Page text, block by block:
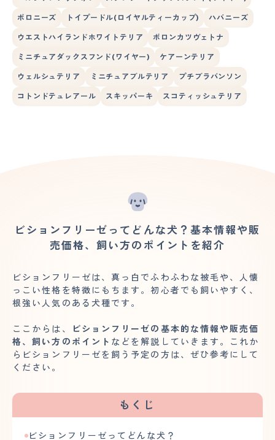
ボロニーズ トイプードル(ロイヤルティーカップ) ハバニーズ
ウエストハイランドホワイトテリア ボロンカツヴェトナ
ミニチュアダックスフンド(ワイヤー) ケアーンテリア
ウェルシュテリア ミニチュアブルテリア プチブラバンソン
コトンドテュレアール スキッパーキ スコティッシュテリア
ビションフリーゼってどんな犬？基本情報や販
売価格、飼い方のポイントを紹介
ビションフリーゼは、真っ白でふわふわな被毛や、人懐
っこい性格を特徴にもちます。初心者でも飼いやすく、
根強い人気のある犬種です。
ここからは、
ビションフリーゼの基本的な情報や販売価
格、飼い方のポイント などを解説していきます。これか
らビションフリーゼを飼う予定の方は、ぜひ参考にして
ください。
もくじ
ビションフリーゼってどんな犬？